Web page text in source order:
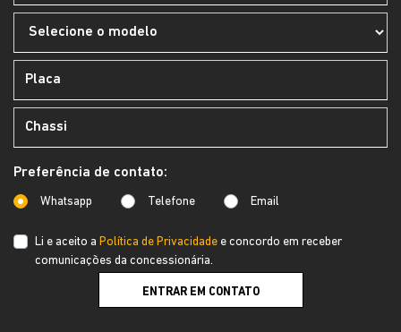
Preferência de contato:
Whatsapp Telefone Email
Li e aceito a Política de Privacidade e concordo em receber
comunicações da concessionária.
ENTRAR EM CONTATO